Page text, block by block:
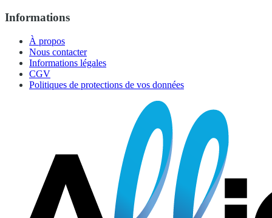
Informations
À propos
Nous contacter
Informations légales
CGV
Politiques de protections de vos données